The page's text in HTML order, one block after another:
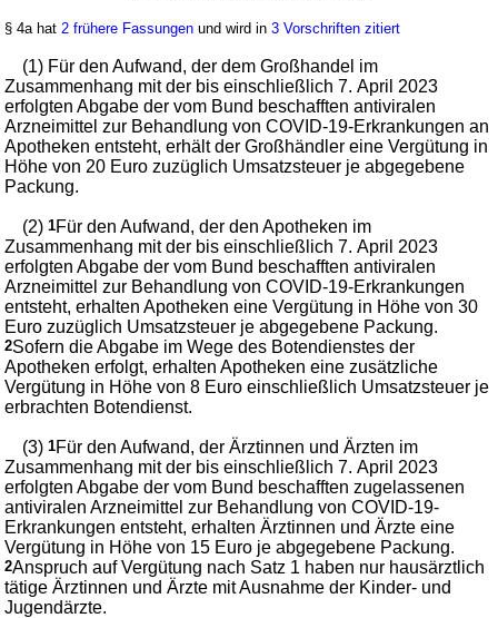
§ 4a hat 2 frühere Fassungen und wird in3 Vorschriften zitiert
(1) Für den Aufwand, der dem Großhandel im
Zusammenhang mit der bis einschließlich 7. April 2023
erfolgten Abgabe der vom Bund beschafften antiviralen
Arzneimittel zur Behandlung von COVID-19-Erkrankungen an
Apotheken entsteht, erhält der Großhändler eine Vergütung in
Höhe von 20 Euro zuzüglich Umsatzsteuer je abgegebene
Packung.
(2)1Für den Aufwand, der den Apotheken im
Zusammenhang mit der bis einschließlich 7. April 2023
erfolgten Abgabe der vom Bund beschafften antiviralen
Arzneimittel zur Behandlung von COVID-19-Erkrankungen
entsteht, erhalten Apotheken eine Vergütung in Höhe von 30
Euro zuzüglich Umsatzsteuer je abgegebene Packung.
2Sofern die Abgabe im Wege des Botendienstes der
Apotheken erfolgt, erhalten Apotheken eine zusätzliche
Vergütung in Höhe von 8 Euro einschließlich Umsatzsteuer je
erbrachten Botendienst.
(3)1Für den Aufwand, der Ärztinnen und Ärzten im
Zusammenhang mit der bis einschließlich 7. April 2023
erfolgten Abgabe der vom Bund beschafften zugelassenen
antiviralen Arzneimittel zur Behandlung von COVID-19-
Erkrankungen entsteht, erhalten Ärztinnen und Ärzte eine
Vergütung in Höhe von 15 Euro je abgegebene Packung.
2Anspruch auf Vergütung nach Satz 1 haben nur hausärztlich
tätige Ärztinnen und Ärzte mit Ausnahme der Kinder- und
Jugendärzte.